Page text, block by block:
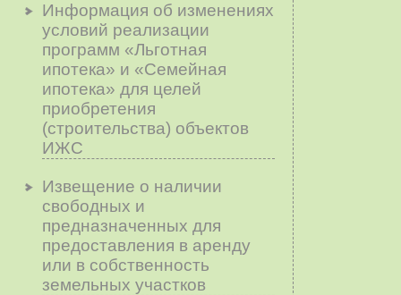
Информация об изменениях
условий реализации
программ «Льготная
ипотека» и «Семейная
ипотека» для целей
приобретения
(строительства) объектов
ИЖС
Извещение о наличии
свободных и
предназначенных для
предоставления в аренду
или в собственность
земельных участков